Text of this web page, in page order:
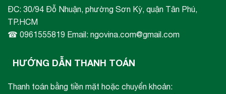
ĐC: 30/94 Đỗ Nhuận, phường Sơn Kỳ, quận Tân Phú,
TP.HCM
☎ 0961555819 Email: ngovina.com@gmail.com
HƯỚNG DẪN THANH TOÁN
Thanh toán bằng tiền mặt hoặc chuyển khoản: